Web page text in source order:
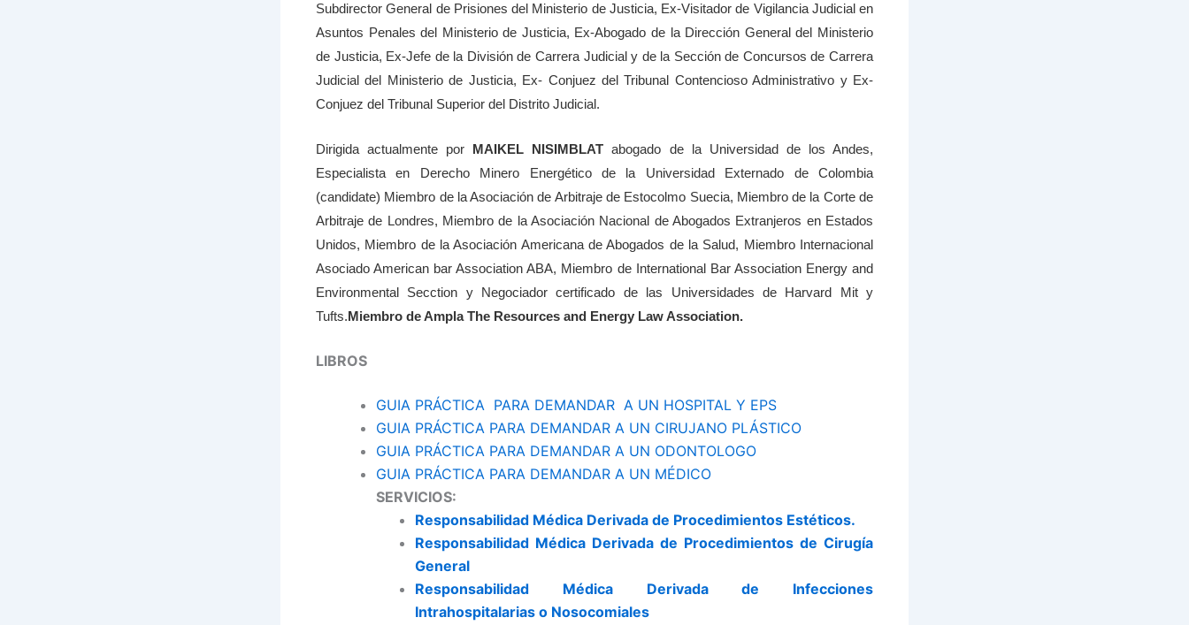
Subdirector General de Prisiones del Ministerio de Justicia, Ex-Visitador de Vigilancia Judicial en
Asuntos Penales del Ministerio de Justicia, Ex-Abogado de la Dirección General del Ministerio
de Justicia, Ex-Jefe de la División de Carrera Judicial y de la Sección de Concursos de Carrera
Judicial del Ministerio de Justicia, Ex- Conjuez del Tribunal Contencioso Administrativo y Ex-
Conjuez del Tribunal Superior del Distrito Judicial.
Dirigida actualmente por MAIKEL NISIMBLAT abogado de la Universidad de los Andes,
Especialista en Derecho Minero Energético de la Universidad Externado de Colombia
(candidate) Miembro de la Asociación de Arbitraje de Estocolmo Suecia, Miembro de la Corte de
Arbitraje de Londres, Miembro de la Asociación Nacional de Abogados Extranjeros en Estados
Unidos, Miembro de la Asociación Americana de Abogados de la Salud, Miembro Internacional
Asociado American bar Association ABA, Miembro de International Bar Association Energy and
Environmental Secction y Negociador certificado de las Universidades de Harvard Mit y
Tufts.Miembro de Ampla The Resources and Energy Law Association.
LIBROS
GUIA PRÁCTICA PARA DEMANDAR A UN HOSPITAL Y EPS
GUIA PRÁCTICA PARA DEMANDAR A UN CIRUJANO PLÁSTICO
GUIA PRÁCTICA PARA DEMANDAR A UN ODONTOLOGO
GUIA PRÁCTICA PARA DEMANDAR A UN MÉDICO
SERVICIOS:
Responsabilidad Médica Derivada de Procedimientos Estéticos.
Responsabilidad Médica Derivada de Procedimientos de Cirugía
General
Responsabilidad Médica Derivada de Infecciones
Intrahospitalarias o Nosocomiales